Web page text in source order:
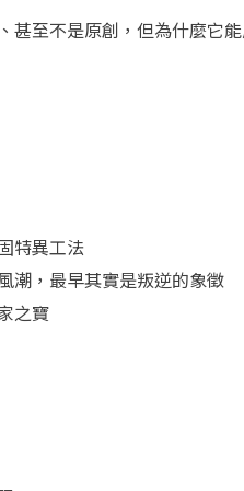
甚至不是原創，但為什麼它
特異工法
潮，最早其實是叛逆的象徵
之寶